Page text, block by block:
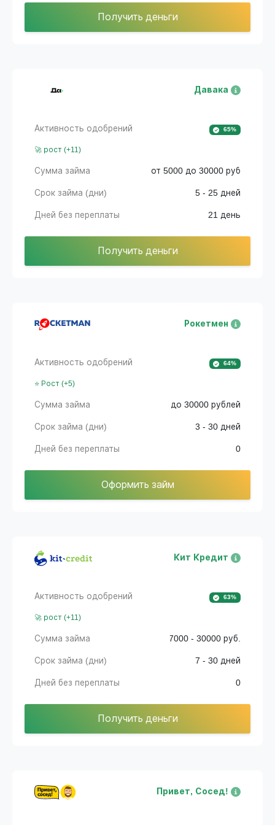
Получить деньги
Давака
Активность одобрений 65%
🚀 рост (+11)
Сумма займа от 5000 до 30000 руб
Срок займа (дни) 5 - 25 дней
Дней без переплаты 21 день
Получить деньги
Рокетмен
Активность одобрений 64%
⭐ Рост (+5)
Сумма займа до 30000 рублей
Срок займа (дни) 3 - 30 дней
Дней без переплаты 0
Оформить займ
Кит Кредит
Активность одобрений 63%
🚀 рост (+11)
Сумма займа 7000 - 30000 руб.
Срок займа (дни) 7 - 30 дней
Дней без переплаты 0
Получить деньги
Привет, Сосед!